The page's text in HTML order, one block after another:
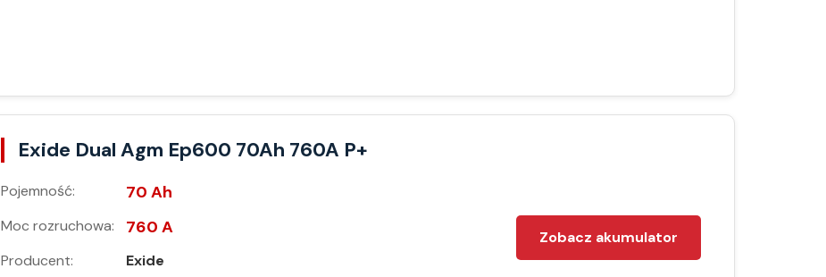
Exide Dual Agm Ep600 70Ah 760A P+
Pojemność: 70 Ah
Moc rozruchowa: 760 A
Producent: Exide
Zobacz akumulator